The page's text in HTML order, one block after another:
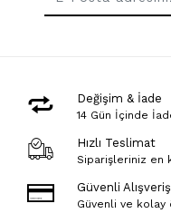
Değişim & İade
14 Gün İçinde
Hızlı Teslimat
Siparişleriniz en
Güvenli Alışveriş
Güvenli ve